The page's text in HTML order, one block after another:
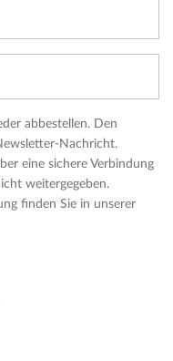
abbestellen. Den
Nachricht.
eine sichere Verbindung
weitergegeben.
finden Sie in unserer